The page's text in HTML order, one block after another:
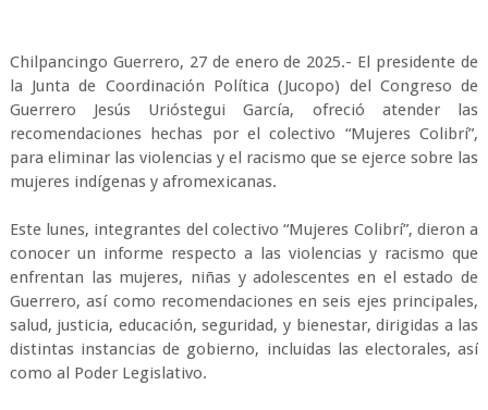
Chilpancingo Guerrero, 27 de enero de 2025.- El presidente de
la Junta de Coordinación Política (Jucopo) del Congreso de
Guerrero Jesús Urióstegui García, ofreció atender las
recomendaciones hechas por el colectivo “Mujeres Colibrí”,
para eliminar las violencias y el racismo que se ejerce sobre las
mujeres indígenas y afromexicanas.
Este lunes, integrantes del colectivo “Mujeres Colibrí”, dieron a
conocer un informe respecto a las violencias y racismo que
enfrentan las mujeres, niñas y adolescentes en el estado de
Guerrero, así como recomendaciones en seis ejes principales,
salud, justicia, educación, seguridad, y bienestar, dirigidas a las
distintas instancias de gobierno, incluidas las electorales, así
como al Poder Legislativo.